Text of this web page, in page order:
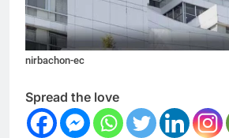
nirbachon-ec
Spread the love